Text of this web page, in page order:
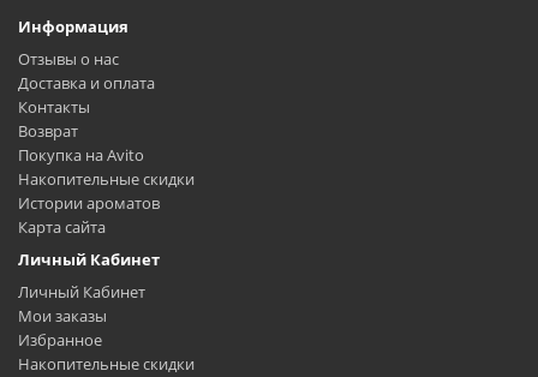
Информация
Отзывы о нас
Доставка и оплата
Контакты
Возврат
Покупка на Avito
Накопительные скидки
Истории ароматов
Карта сайта
Личный Кабинет
Личный Кабинет
Мои заказы
Избранное
Накопительные скидки